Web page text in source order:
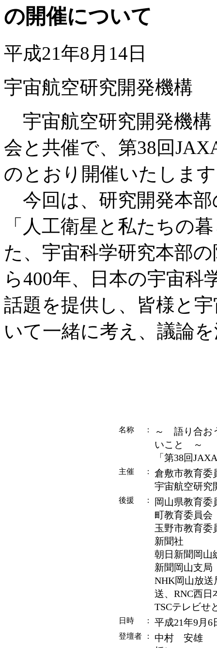
の開催について
平成21年8月14日
宇宙航空研究開発機構
宇宙航空研究開発機構
会と共催で、第38回
のとおり開催いたしま
今回は、研究開発本部
「人工衛星と私たちの
た、宇宙科学研究本部
ら400年、日本の宇宙
話題を提供し、皆様と
いて一緒に考え、議論
名称 ：
～ 語り合お
いこと ～
「第38回
主催 ：
倉敷市教育委
宇宙航空研究
後援 ：
岡山県教育委
町教育委員会
玉野市教育委
新聞社
朝日新聞岡山
新聞岡山支局
NHK岡山放送
送、RNC西日
TSCテレビせ
日時 ： 平成21年9月6
登壇者 ：
中村 安雄 （